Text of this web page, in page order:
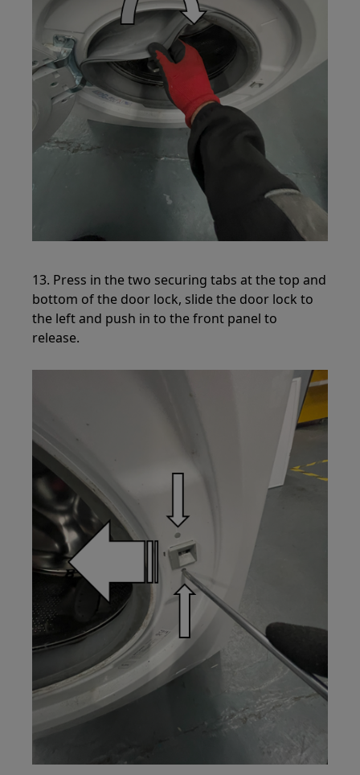
13. Press in the two securing tabs at the top and
bottom of the door lock, slide the door lock to
the left and push in to the front panel to
release.